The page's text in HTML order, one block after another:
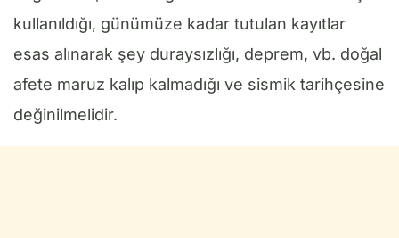
kullanıldığı, günümüze kadar tutulan kayıtlar
esas alınarak şey duraysızlığı, deprem, vb. doğal
afete maruz kalıp kalmadığı ve sismik tarihçesine
değinilmelidir.